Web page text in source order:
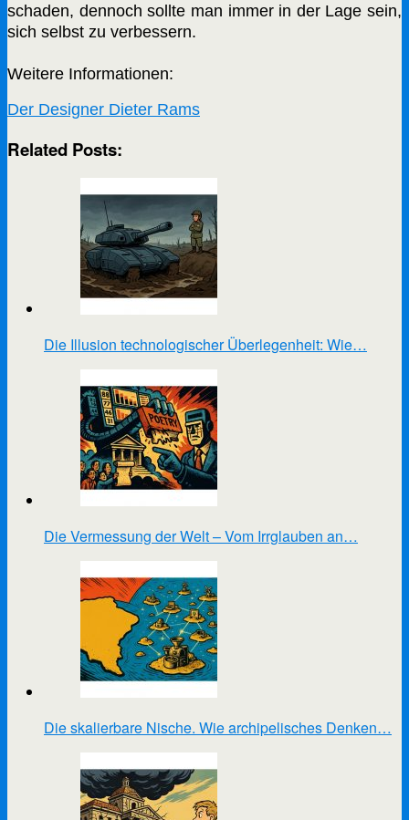
schaden, dennoch sollte man immer in der Lage sein,
sich selbst zu verbessern.
Weitere Informationen:
Der Designer Dieter Rams
Related Posts:
Die Illusion technologischer Überlegenheit: Wie…
Die Vermessung der Welt – Vom Irrglauben an…
Die skalierbare Nische. Wie archipelisches Denken…